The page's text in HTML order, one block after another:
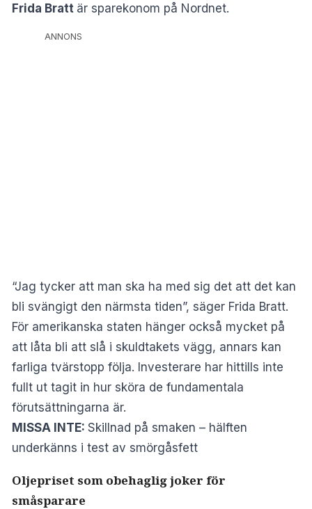
Frida Bratt är sparekonom på Nordnet.
ANNONS
“Jag tycker att man ska ha med sig det att det kan
bli svängigt den närmsta tiden”, säger Frida Bratt.
För amerikanska staten hänger också mycket på
att låta bli att slå i skuldtakets vägg, annars kan
farliga tvärstopp följa. Investerare har hittills inte
fullt ut tagit in hur sköra de fundamentala
förutsättningarna är.
MISSA INTE: Skillnad på smaken – hälften
underkänns i test av smörgåsfett
Oljepriset som obehaglig joker för
småsparare